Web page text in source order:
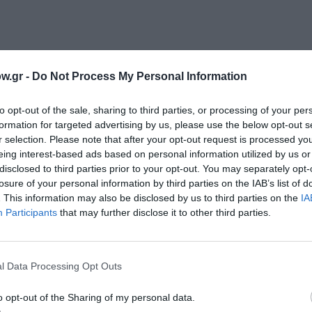
- Do Not Process My Personal Information
opt-out of the sale, sharing to third parties, or processing of your
for targeted advertising by us, please use the below opt-out
selection. Please note that after your opt-out request is processed
interest-based ads based on personal information utilized by us
to third parties prior to your opt-out. You may separately
of your personal information by third parties on the IAB’s list of
This information may also be disclosed by us to third parties on the
Participants that may further disclose it to other third parties.
Data Processing Opt Outs
opt-out of the Sharing of my personal data.
Καλλιρρόη Παπαδοπούλου, Πανίνα Καρύδη